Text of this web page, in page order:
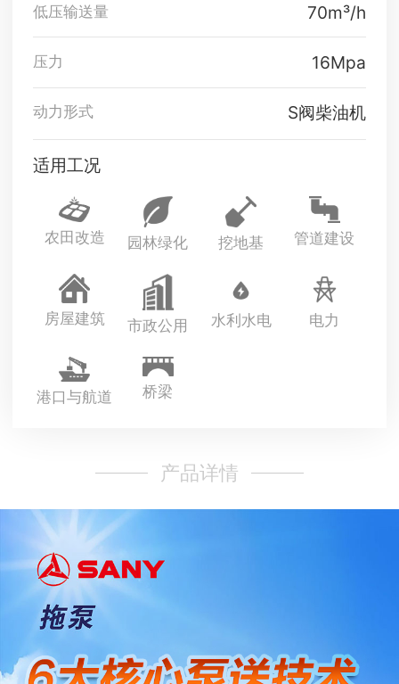
低压输送量 70m³/h
压力 16Mpa
动力形式 S阀柴油机
适用工况
农田改造 园林绿化 挖地基 管道建设
房屋建筑 市政公用 水利水电 电力
港口与航道 桥梁
产品详情